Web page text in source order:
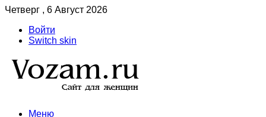
Четверг , 6 Август 2026
Войти
Switch skin
Меню